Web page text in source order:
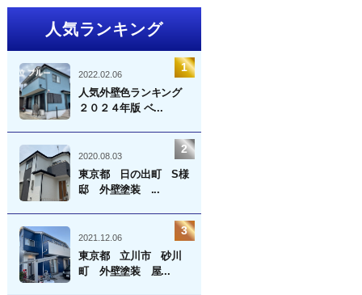
人気ランキング
2022.02.06
人気外壁色ランキング
２０２４年版 ベ...
2020.08.03
東京都 日の出町 S様
邸 外壁塗装 ...
2021.12.06
東京都 立川市 砂川
町 外壁塗装 屋...